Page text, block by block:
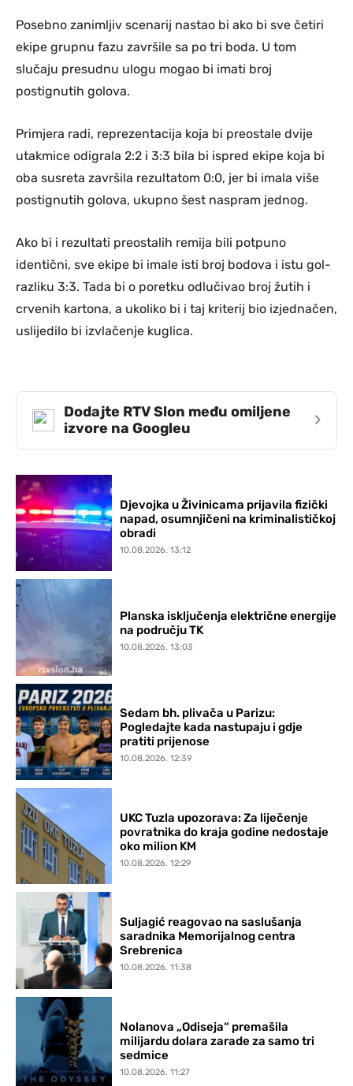
Posebno zanimljiv scenarij nastao bi ako bi sve četiri
ekipe grupnu fazu završile sa po tri boda. U tom
slučaju presudnu ulogu mogao bi imati broj
postignutih golova.
Primjera radi, reprezentacija koja bi preostale dvije
utakmice odigrala 2:2 i 3:3 bila bi ispred ekipe koja bi
oba susreta završila rezultatom 0:0, jer bi imala više
postignutih golova, ukupno šest naspram jednog.
Ako bi i rezultati preostalih remija bili potpuno
identični, sve ekipe bi imale isti broj bodova i istu gol-
razliku 3:3. Tada bi o poretku odlučivao broj žutih i
crvenih kartona, a ukoliko bi i taj kriterij bio izjednačen,
uslijedilo bi izvlačenje kuglica.
Dodajte RTV Slon među omiljene
izvore na Googleu
›
Djevojka u Živinicama prijavila fizički
napad, osumnjičeni na kriminalističkoj
obradi
10.08.2026. 13:12
Planska isključenja električne energije
na području TK
10.08.2026. 13:03
Sedam bh. plivača u Parizu:
Pogledajte kada nastupaju i gdje
pratiti prijenose
10.08.2026. 12:39
UKC Tuzla upozorava: Za liječenje
povratnika do kraja godine nedostaje
oko milion KM
10.08.2026. 12:29
Suljagić reagovao na saslušanja
saradnika Memorijalnog centra
Srebrenica
10.08.2026. 11:38
Nolanova „Odiseja“ premašila
milijardu dolara zarade za samo tri
sedmice
10.08.2026. 11:27